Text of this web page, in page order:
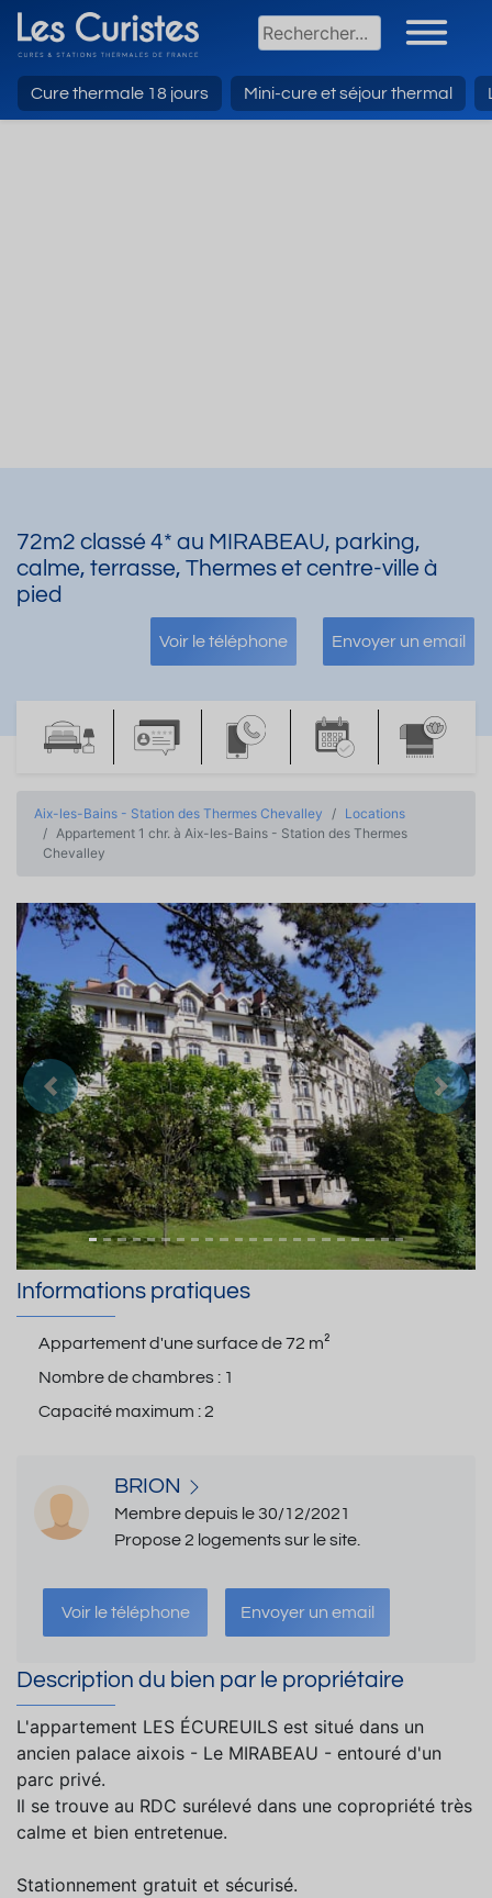
Cure thermale 18 jours Mini-cure et séjour thermal
72m2 classé 4* au MIRABEAU, parking,
calme, terrasse, Thermes et centre-ville à
pied
Voir le téléphone Envoyer un email
Aix-les-Bains - Station des Thermes Chevalley
Locations
Appartement 1 chr. à Aix-les-Bains - Station des Thermes
Chevalley
Précedent
Informations pratiques
Appartement d'une surface de72 m²
Nombre de chambres : 1
Capacité maximum :2
BRION
Membre depuis le 30/12/2021
Propose 2 logements sur le site.
Voir le téléphone Envoyer un email
Description du bien par le propriétaire
L'appartement LES ÉCUREUILS est situé dans un
ancien palace aixois - Le MIRABEAU - entouré d'un
parc privé.
Il se trouve au RDC surélevé dans une copropriété très
calme et bien entretenue.
Stationnement gratuit et sécurisé.